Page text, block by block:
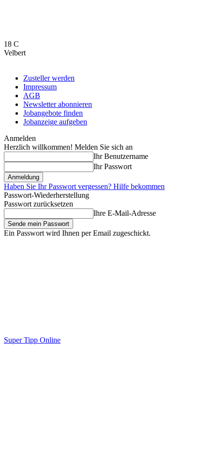
18 C
Velbert
Zusteller werden
Impressum
AGB
Newsletter abonnieren
Jobangebote finden
Jobanzeige aufgeben
Anmelden
Herzlich willkommen! Melden Sie sich an
Ihr Benutzername
Ihr Passwort
Haben Sie Ihr Passwort vergessen? Hilfe bekommen
Passwort-Wiederherstellung
Passwort zurücksetzen
Ihre E-Mail-Adresse
Ein Passwort wird Ihnen per Email zugeschickt.
Super Tipp Online